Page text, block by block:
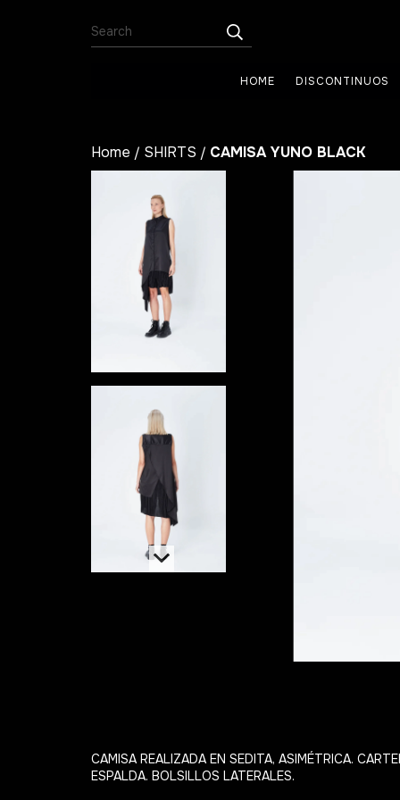
HOME DISCONTINUOS
Home / SHIRTS / CAMISA YUNO BLACK
CAMISA REALIZADA EN SEDITA, ASIMÉTRICA.
ESPALDA. BOLSILLOS LATERALES.